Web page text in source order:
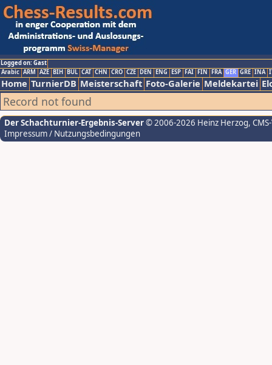
Logged on: Gast
Arabic ARM AZE BIH BUL CAT CHN CRO CZE DEN ENG ESP FAI FIN FRA GER GRE INA
Home TurnierDB Meisterschaft Foto-Galerie Meldekartei
Record not found
Der Schachturnier-Ergebnis-Server© 2006-2026 Heinz Herzog,
Impressum / Nutzungsbedingungen